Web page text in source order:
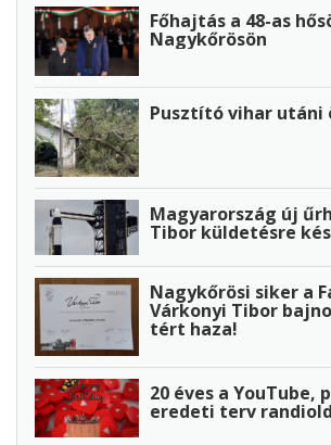
Főhajtás a 48-as
Nagykőrösön
Pusztító vihar utáni
Magyarország új
Tibor küldetésre
Nagykőrösi siker a
Várkonyi Tibor
tért haza!
20 éves a YouTube,
eredeti terv